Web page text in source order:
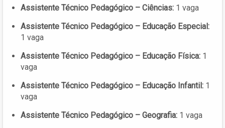
Assistente Técnico Pedagógico – Ciências: 1 vaga
Assistente Técnico Pedagógico – Educação Especial:
1 vaga
Assistente Técnico Pedagógico – Educação Física: 1
vaga
Assistente Técnico Pedagógico – Educação Infantil: 1
vaga
Assistente Técnico Pedagógico – Geografia: 1 vaga